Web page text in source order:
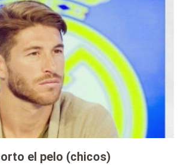
el pelo (chicos)